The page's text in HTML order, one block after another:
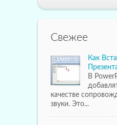
Свежее
Как
В
качестве
звуки. Это...